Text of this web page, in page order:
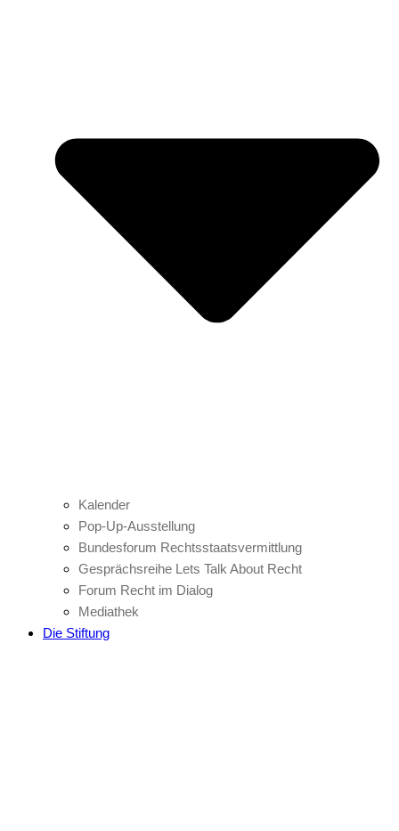
Kalender
Pop-Up-Ausstellung
Bundesforum Rechtsstaatsvermittlung
Gesprächsreihe Lets Talk About Recht
Forum Recht im Dialog
Mediathek
Die Stiftung